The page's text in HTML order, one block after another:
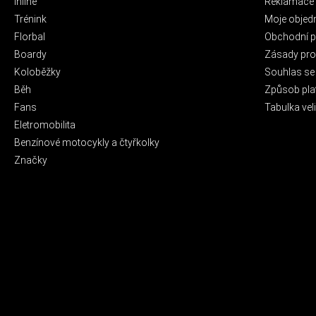
Trénink
Florbal
Boardy
Koloběžky
Běh
Fans
Eletromobilita
Benzínové motocykly a čtyřkolky
Značky
Moje
Obchodní
Zásady
Souhlas
Způsob
Tabulka